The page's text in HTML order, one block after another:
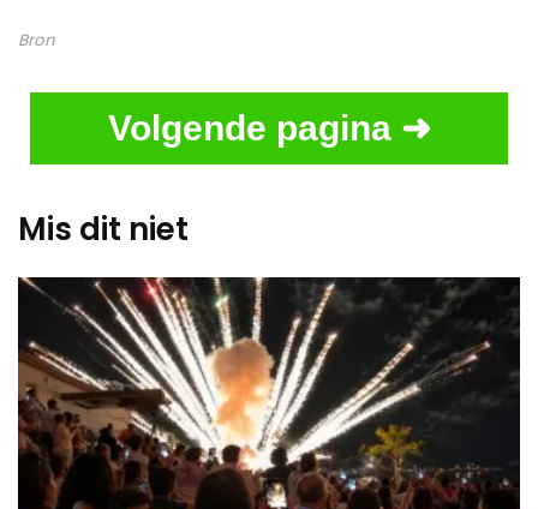
Bron
Volgende pagina ➜
Mis dit niet